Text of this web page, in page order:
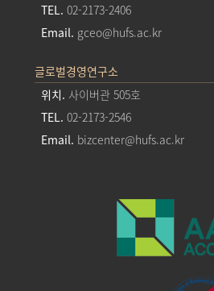
TEL. 02-2173-2406
Email. gceo@hufs.ac.kr
글로벌경영연구소
위치. 사이버관 505호
TEL. 02-2173-2546
Email. bizcenter@hufs.ac.kr